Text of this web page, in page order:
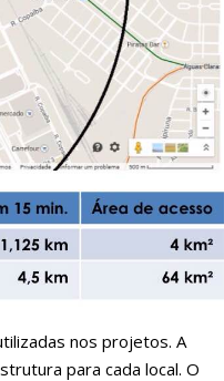
nos projetos. A
para cada local. O